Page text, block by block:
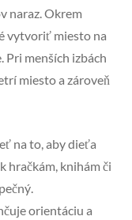
naraz. Okrem
vytvoriť miesto na
Pri menších izbách
miesto a zároveň
na to, aby dieťa
hračkám, knihám či
orientáciu a